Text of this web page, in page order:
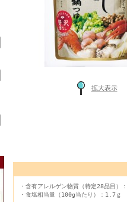
拡大表示
・含有アレルゲン物質（特定28品目）
・食塩相当量（100g当たり）：1.7ｇ